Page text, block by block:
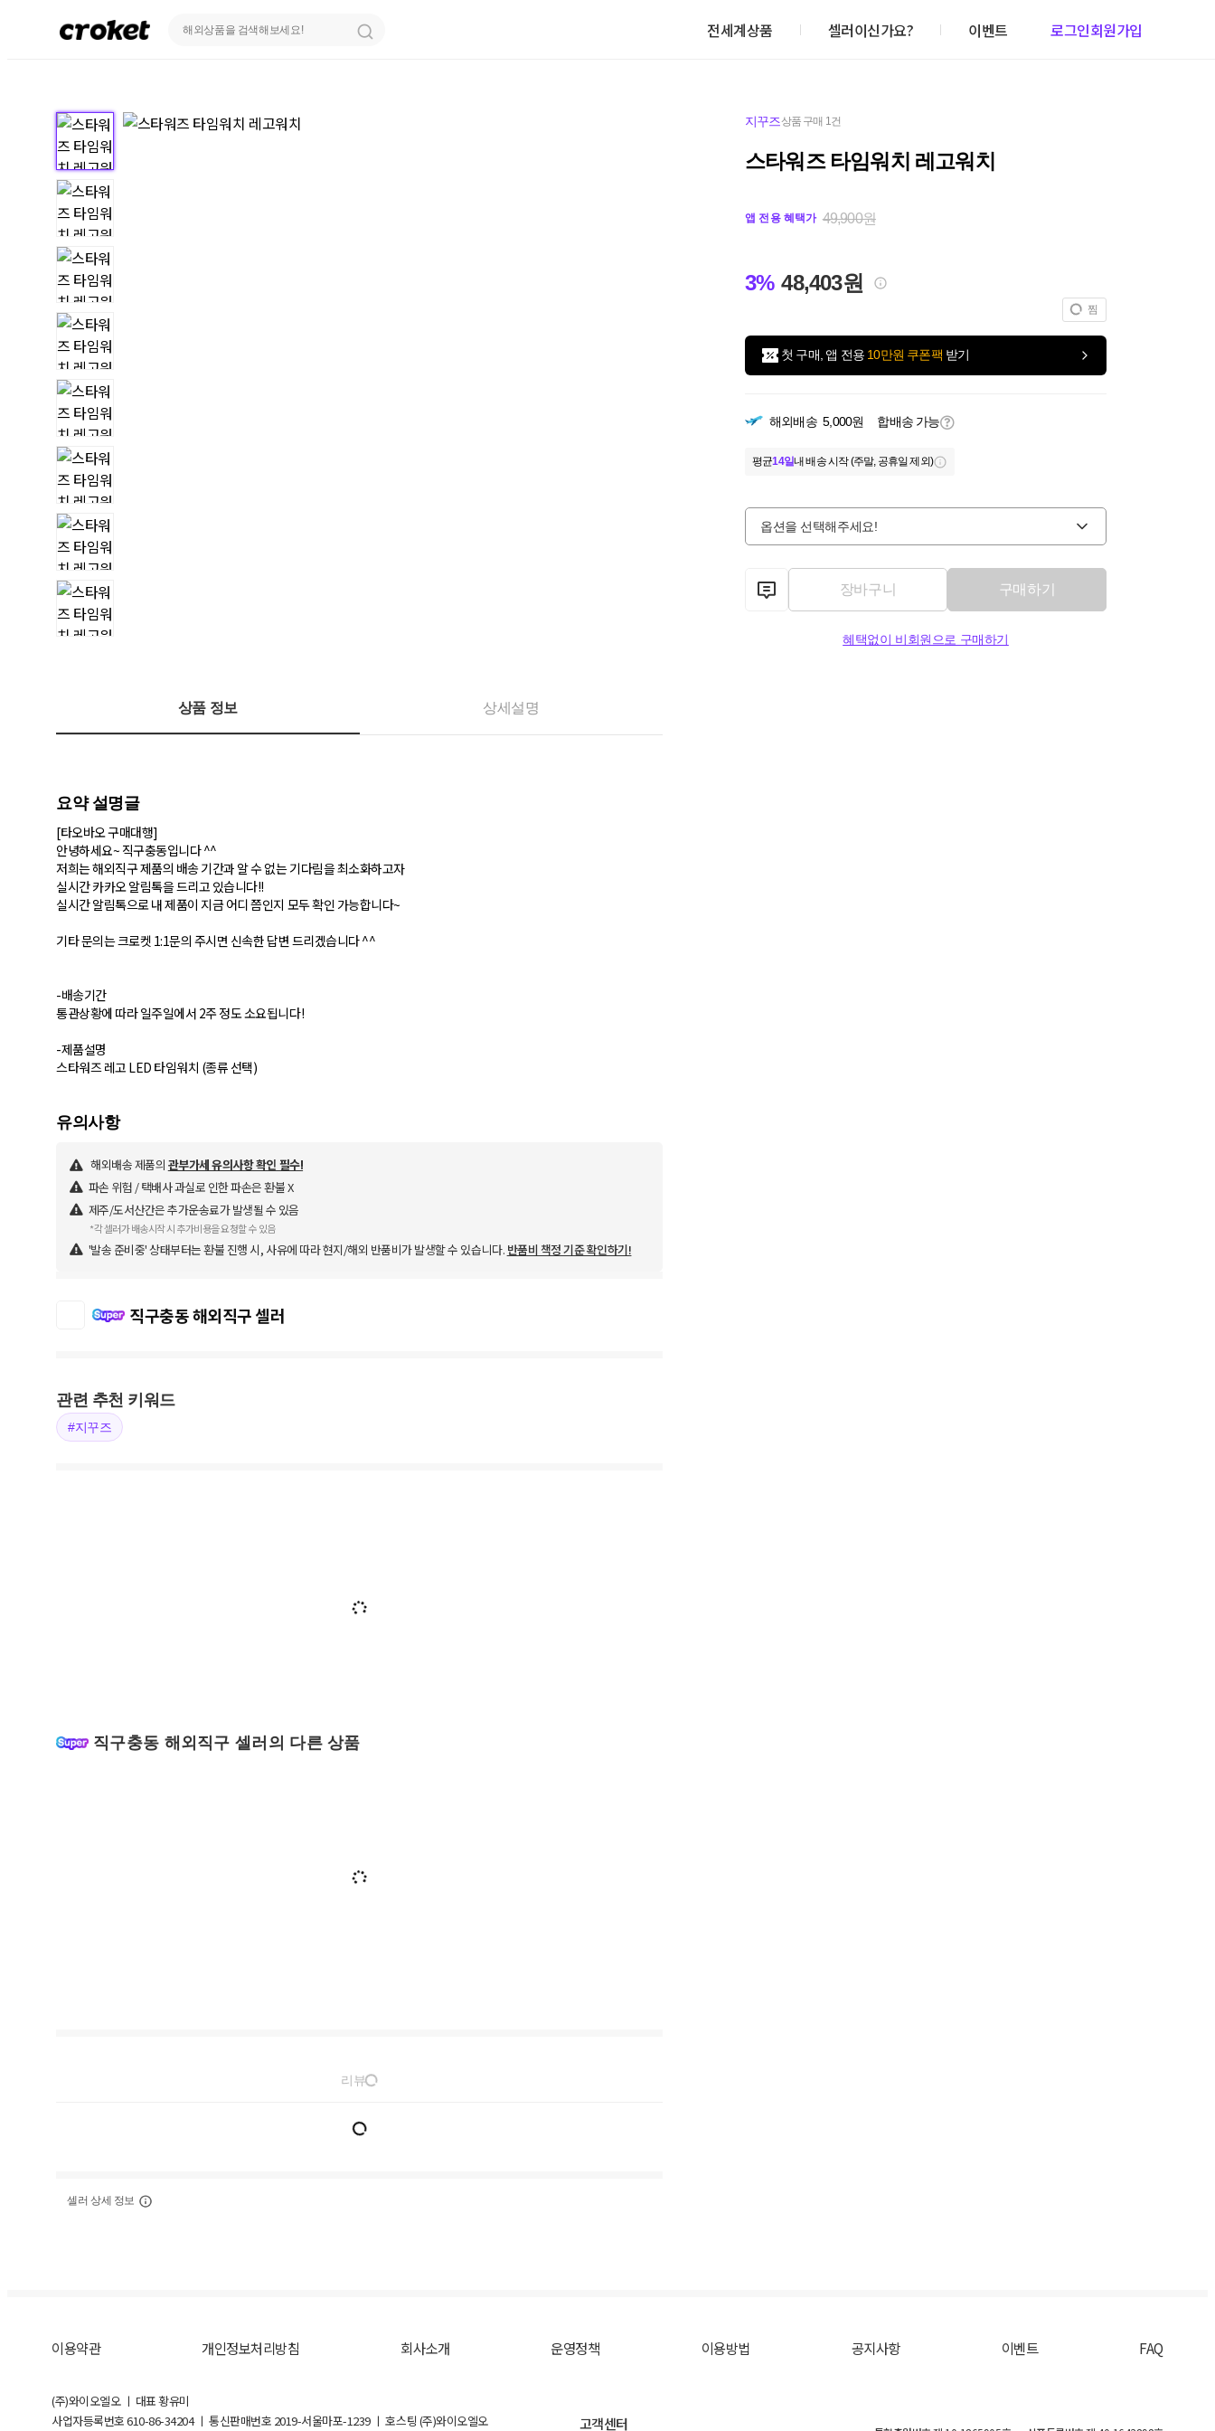
전세계상품 셀러이신가요? 이벤트 로그인회원가입
지꾸즈상품 구매 1건
스타워즈 타임워치 레고워치
앱 전용 혜택가 49,900원
3% 48,403원
찜
첫 구매, 앱 전용 10만원 쿠폰팩 받기
해외배송 5,000원 합배송 가능
평균14일내 배송 시작 (주말, 공휴일 제외)
옵션을 선택해주세요!
장바구니 구매하기
혜택없이 비회원으로 구매하기
상품 정보 상세설명
요약 설명글
[타오바오 구매대행]
안녕하세요~ 직구충동입니다 ^^
저희는 해외직구 제품의 배송 기간과 알 수 없는 기다림을 최소화하고자
실시간 카카오 알림톡을 드리고 있습니다!!
실시간 알림톡으로 내 제품이 지금 어디 쯤인지 모두 확인 가능합니다~
기타 문의는 크로켓 1:1문의 주시면 신속한 답변 드리겠습니다 ^^
-배송기간
통관상황에 따라 일주일에서 2주 정도 소요됩니다!
-제품설명
스타워즈 레고 LED 타임워치 (종류 선택)
유의사항
해외배송 제품의 관부가세 유의사항 확인 필수!
파손 위험 / 택배사 과실로 인한 파손은 환불 X
제주/도서산간은 추가운송료가 발생될 수 있음
*각 셀러가 배송시작 시 추가비용을 요청할 수 있음
'발송 준비중' 상태부터는 환불 진행 시, 사유에 따라 현지/해외 반품비가 발생할 수 있습니다. 반품비 책정 기준 확인하기!
직구충동 해외직구 셀러
관련 추천 키워드
#지꾸즈
직구충동 해외직구 셀러의 다른 상품
리뷰
셀러 상세 정보
이용약관 개인정보처리방침 회사소개 운영정책 이용방법 공지사항 이벤트 FAQ
(주)와이오엘오 ㅣ 대표 황유미
사업자등록번호610-86-34204ㅣ 통신판매번호 2019-서울마포-1239 ㅣ 호스팅 (주)와이오엘오 고객센터